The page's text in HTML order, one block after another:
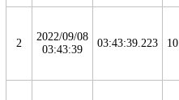
2
2022/09/08
03:43:39
03:43:39.223 10